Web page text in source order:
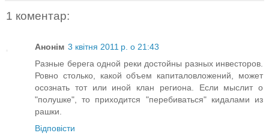
1 коментар:
Анонім 3 квітня 2011 р. о 21:43
Разные берега одной реки достойны разных инвесторов.
Ровно столько, какой объем капиталовложений, может
осознать тот или иной клан региона. Если мыслит о
"полушке", то приходится "перебиваться" кидалами из
рашки.
Відповісти